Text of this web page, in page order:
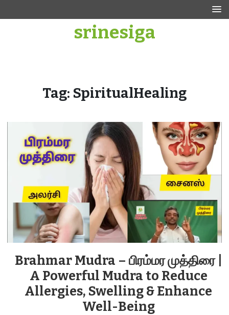
srinesiga
Tag: SpiritualHealing
Brahmar Mudra – பிரம்மர முத்திரை |
A Powerful Mudra to Reduce
Allergies, Swelling & Enhance
Well-Being